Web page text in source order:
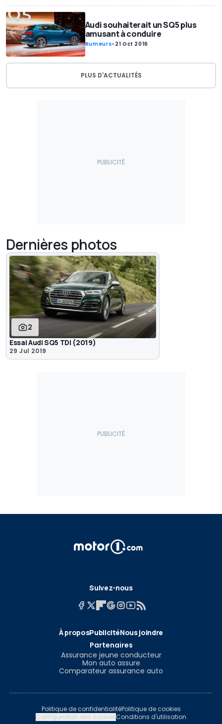
Audi souhaiterait un SQ5 plus
amusant à conduire
Rumeurs- 21 Oct 2016
PLUS D'ACTUALITÉS
Dernières photos
2
Essai Audi SQ5 TDI (2019)
29 Jul 2019
Suivez-nous
À proposPublicitéNous joindre
Partenaires
Assurance jeune conducteur
Mon auto assure
Comparateur assurance auto
Politique de confidentialitéPolitique de cookies
Configuration des cookiesConditions d'utilisation